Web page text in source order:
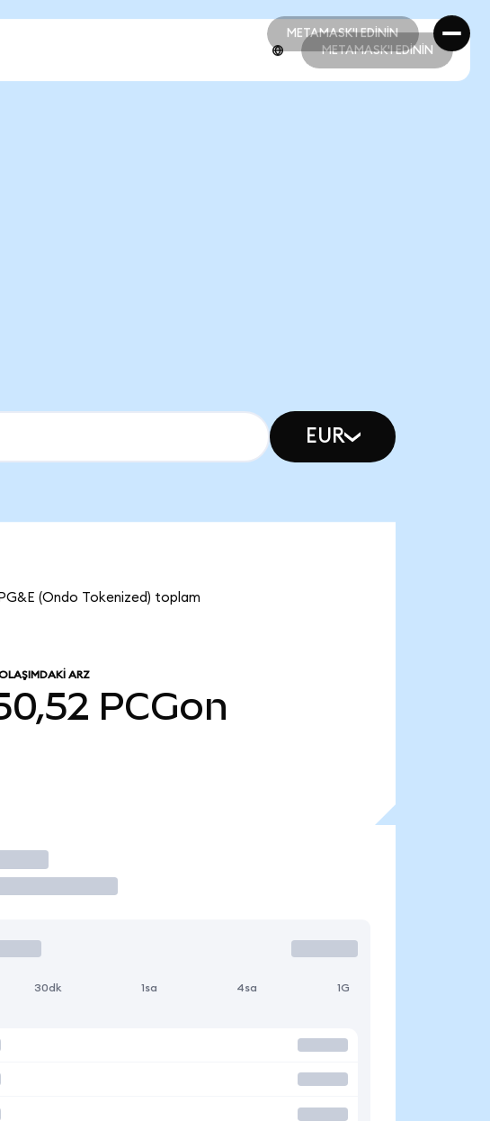
METAMASK'I EDİNİN
METAMASK'I EDİNİN
METAMASK'I EDİNİN
EUR
(Ondo Tokenized) toplam
ARZ
PCGon
30dk 1sa 4sa 1G